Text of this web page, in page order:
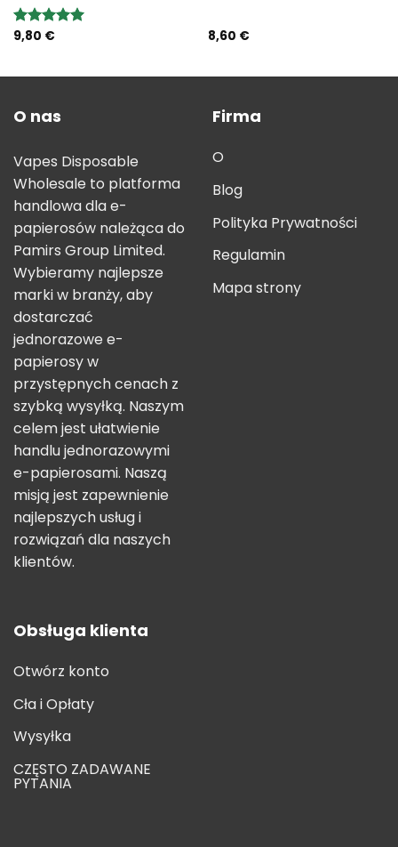
Rated5.00
9,80 € 8,60 €
O nas
Vapes Disposable
Wholesale to platforma
handlowa dla e-
papierosów należąca do
Pamirs Group Limited.
Wybieramy najlepsze
marki w branży, aby
dostarczać
jednorazowe e-
papierosy w
przystępnych cenach z
szybką wysyłką. Naszym
celem jest ułatwienie
handlu jednorazowymi
e-papierosami. Naszą
misją jest zapewnienie
najlepszych usług i
rozwiązań dla naszych
klientów.
Firma
O
Blog
Polityka Prywatności
Regulamin
Mapa strony
Obsługa klienta
Otwórz konto
Cła i Opłaty
Wysyłka
CZĘSTO ZADAWANE
PYTANIA